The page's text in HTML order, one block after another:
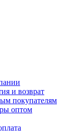
и возврат
покупателям
оптом